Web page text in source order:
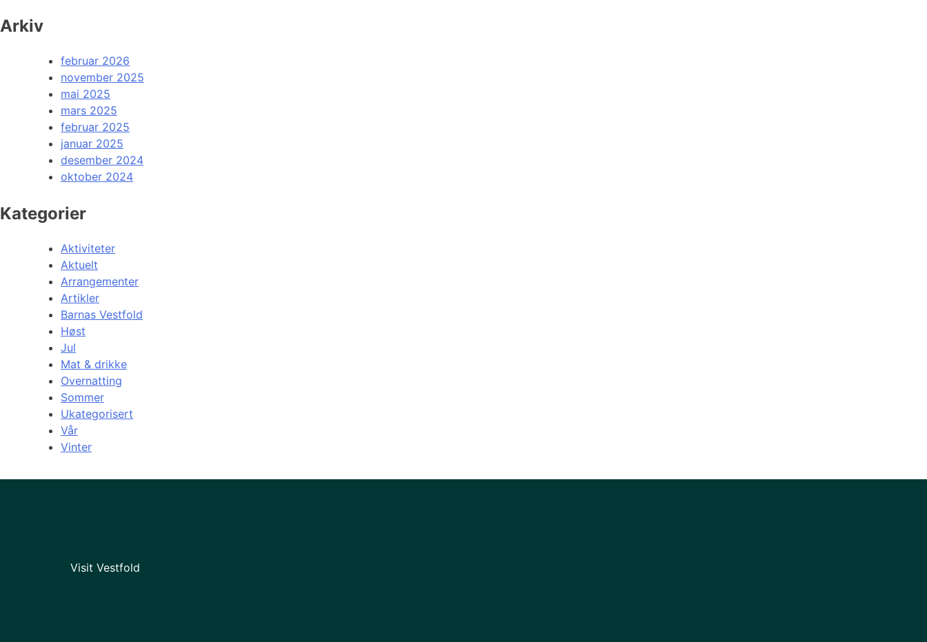
Arkiv
februar 2026
november 2025
mai 2025
mars 2025
februar 2025
januar 2025
desember 2024
oktober 2024
Kategorier
Aktiviteter
Aktuelt
Arrangementer
Artikler
Barnas Vestfold
Høst
Jul
Mat & drikke
Overnatting
Sommer
Ukategorisert
Vår
Vinter
Visit Vestfold